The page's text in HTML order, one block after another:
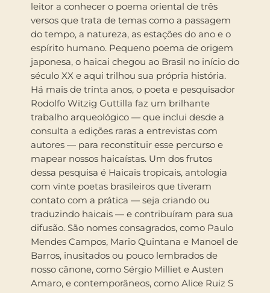
leitor a conhecer o poema oriental de três
versos que trata de temas como a passagem
do tempo, a natureza, as estações do ano e o
espírito humano. Pequeno poema de origem
japonesa, o haicai chegou ao Brasil no início do
século XX e aqui trilhou sua própria história.
Há mais de trinta anos, o poeta e pesquisador
Rodolfo Witzig Guttilla faz um brilhante
trabalho arqueológico — que inclui desde a
consulta a edições raras a entrevistas com
autores — para reconstituir esse percurso e
mapear nossos haicaístas. Um dos frutos
dessa pesquisa é Haicais tropicais, antologia
com vinte poetas brasileiros que tiveram
contato com a prática — seja criando ou
traduzindo haicais — e contribuíram para sua
difusão. São nomes consagrados, como Paulo
Mendes Campos, Mario Quintana e Manoel de
Barros, inusitados ou pouco lembrados de
nosso cânone, como Sérgio Milliet e Austen
Amaro, e contemporâneos, como Alice Ruiz S